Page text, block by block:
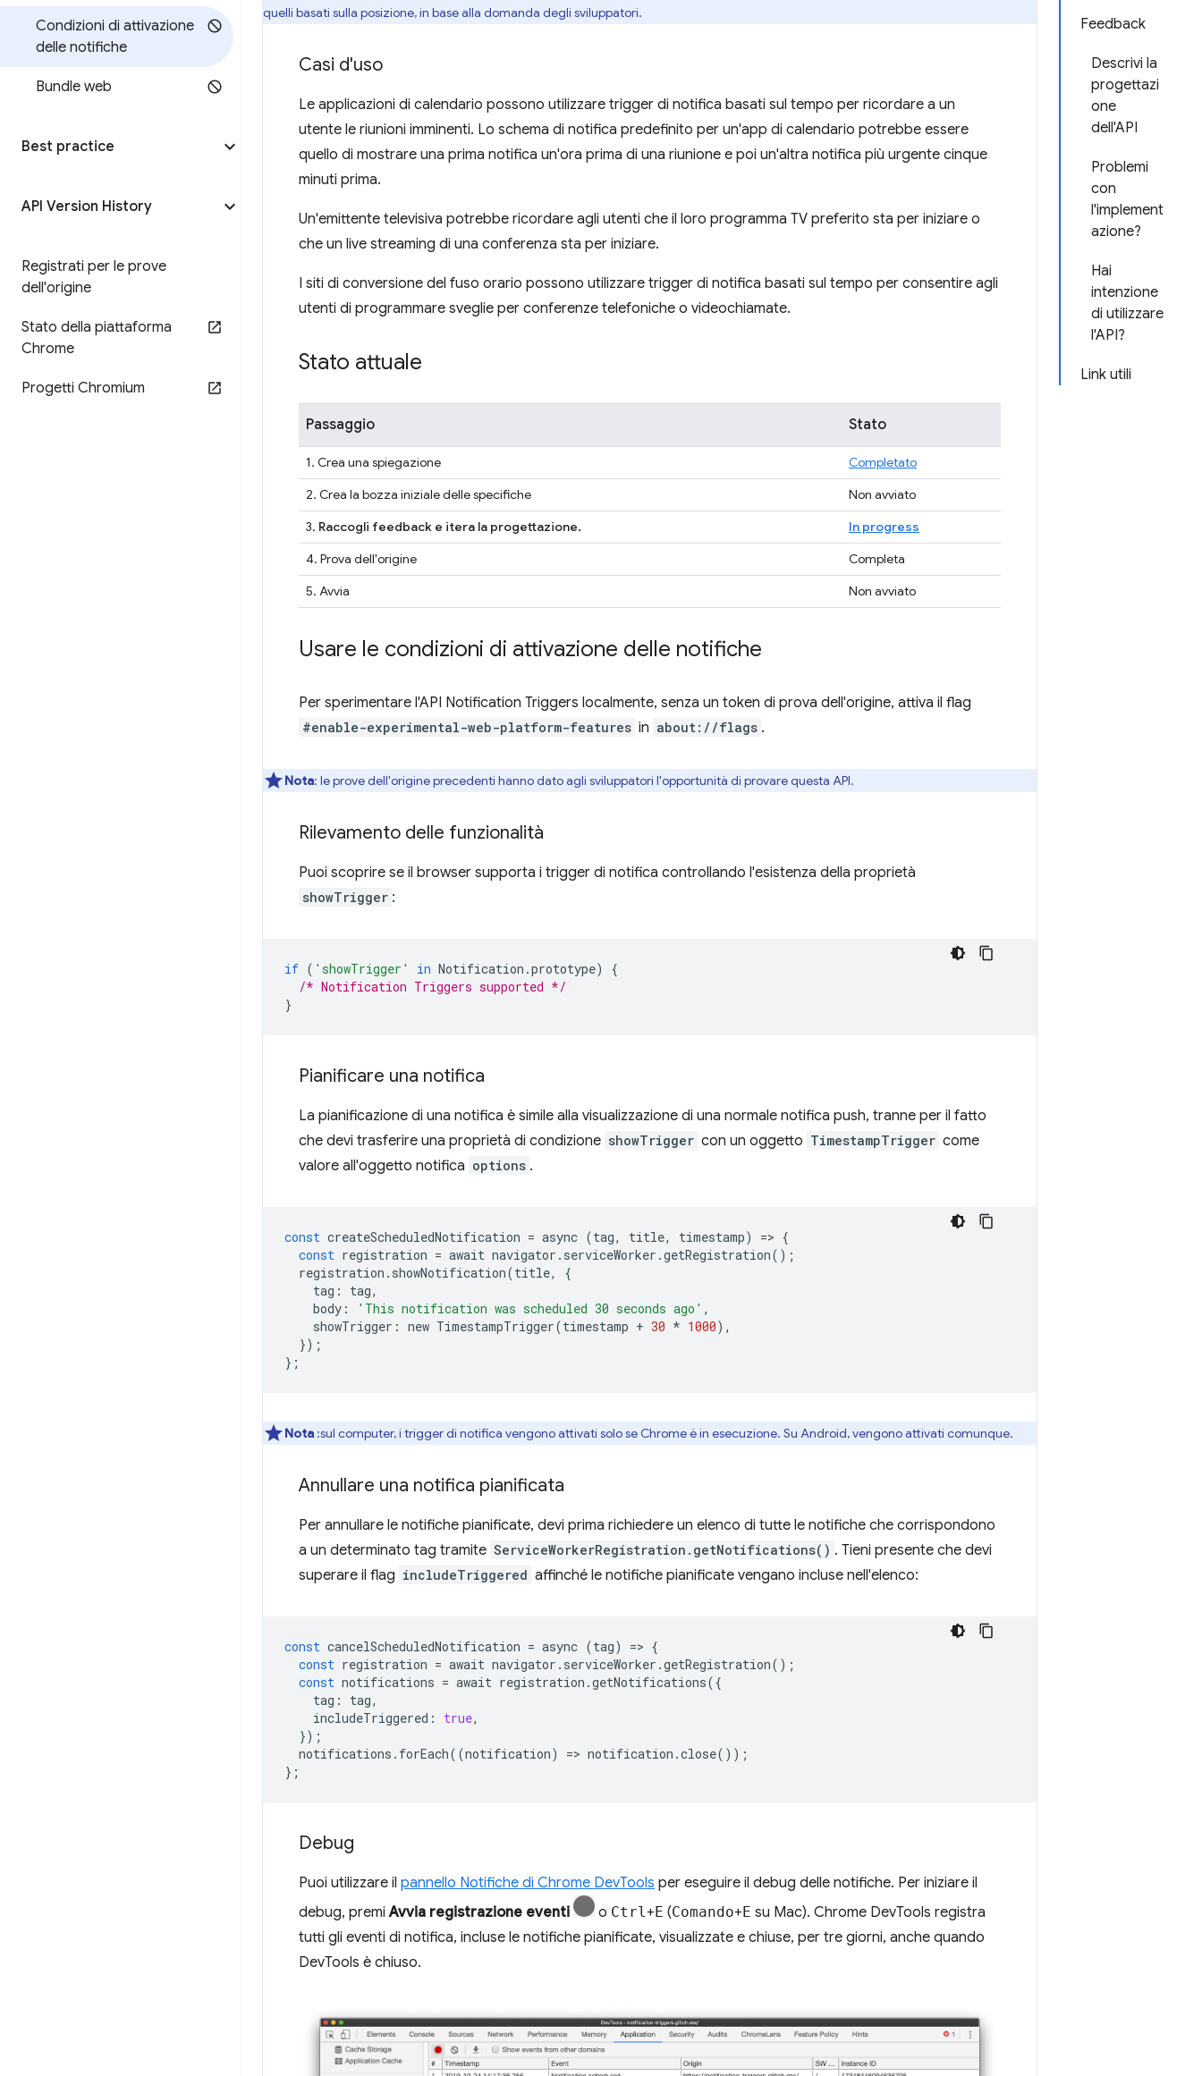
Condizioni di attivazione
delle notifiche
Bundle web
Best practice
API Version History
Registrati per le prove
dell'origine
Stato della piattaforma
Chrome
Progetti Chromium
Feedback
Descrivi la
progettazi
one
dell'API
Problemi
con
l'implement
azione?
Hai
intenzione
di utilizzare
l'API?
Link utili
quelli basati sulla posizione, in base alla domanda degli sviluppatori.
Casi d'uso
Le applicazioni di calendario possono utilizzare trigger di notifica basati sul tempo per ricordare a un
utente le riunioni imminenti. Lo schema di notifica predefinito per un'app di calendario potrebbe essere
quello di mostrare una prima notifica un'ora prima di una riunione e poi un'altra notifica più urgente cinque
minuti prima.
Un'emittente televisiva potrebbe ricordare agli utenti che il loro programma TV preferito sta per iniziare o
che un live streaming di una conferenza sta per iniziare.
I siti di conversione del fuso orario possono utilizzare trigger di notifica basati sul tempo per consentire agli
utenti di programmare sveglie per conferenze telefoniche o videochiamate.
Stato attuale
Passaggio Stato
1. Crea una spiegazione
Completato
2. Crea la bozza iniziale delle specifiche
Non avviato
3. Raccogli feedback e itera la progettazione.
In progress
4. Prova dell'origine
Completa
5. Avvia
Non avviato
Usare le condizioni di attivazione delle notifiche
Per sperimentare l'API Notification Triggers localmente, senza un token di prova dell'origine, attiva il flag
#enable-experimental-web-platform-features in about://flags .
Nota: le prove dell'origine precedenti hanno dato agli sviluppatori l'opportunità di provare questa API.
Rilevamento delle funzionalità
Puoi scoprire se il browser supporta i trigger di notifica controllando l'esistenza della proprietà
showTrigger :
if ( 'showTrigger' in Notification .prototype)
{
/* Notification Triggers supported */
}
Pianificare una notifica
La pianificazione di una notifica è simile alla visualizzazione di una normale notifica push, tranne per il fatto
che devi trasferire una proprietà di condizione showTrigger con un oggetto TimestampTrigger come
valore all'oggetto notifica options .
const createScheduledNotification = async (tag, title, timestamp) => {
const registration = await navigator . serviceWorker .getRegistration();
registration . showNotification(title,
{
tag : tag,
body : 'This notification was scheduled 30 seconds ago' ,
showTrigger : new TimestampTrigger(timestamp + 30 * 1000),
});
};
Nota :sul computer, i trigger di notifica vengono attivati solo se Chrome è in esecuzione. Su Android, vengono attivati comunque.
Annullare una notifica pianificata
Per annullare le notifiche pianificate, devi prima richiedere un elenco di tutte le notifiche che corrispondono
a un determinato tag tramite ServiceWorkerRegistration.getNotifications() . Tieni presente che devi
superare il flag includeTriggered affinché le notifiche pianificate vengano incluse nell'elenco:
const cancelScheduledNotification = async (tag) => {
const registration = await navigator . serviceWorker .getRegistration();
const notifications = await registration .getNotifications({
tag : tag,
includeTriggered : true,
});
notifications . forEach((notification) => notification .close());
};
Debug
Puoi utilizzare il pannello Notifiche di Chrome DevTools per eseguire il debug delle notifiche. Per iniziare il
debug, premiAvvia registrazione eventi o Ctrl+E (Comando+E su Mac). Chrome DevTools registra
tutti gli eventi di notifica, incluse le notifiche pianificate, visualizzate e chiuse, per tre giorni, anche quando
DevTools è chiuso.